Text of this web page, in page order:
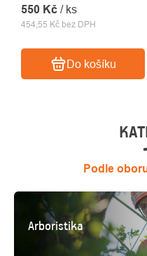
454,55 Kč bez DPH
550 Kč / ks
Do košíku
Podle
Arboristika